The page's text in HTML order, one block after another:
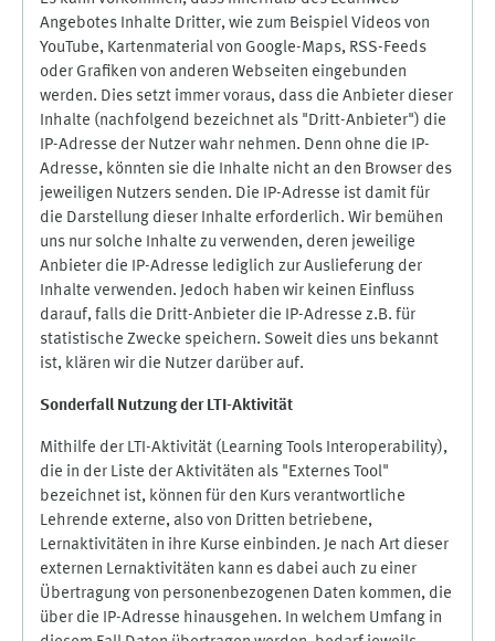
Angebotes Inhalte Dritter, wie zum Beispiel Videos von
YouTube, Kartenmaterial von Google-Maps, RSS-Feeds
oder Grafiken von anderen Webseiten eingebunden
werden. Dies setzt immer voraus, dass die Anbieter dieser
Inhalte (nachfolgend bezeichnet als "Dritt-Anbieter") die
IP-Adresse der Nutzer wahr nehmen. Denn ohne die IP-
Adresse, könnten sie die Inhalte nicht an den Browser des
jeweiligen Nutzers senden. Die IP-Adresse ist damit für
die Darstellung dieser Inhalte erforderlich. Wir bemühen
uns nur solche Inhalte zu verwenden, deren jeweilige
Anbieter die IP-Adresse lediglich zur Auslieferung der
Inhalte verwenden. Jedoch haben wir keinen Einfluss
darauf, falls die Dritt-Anbieter die IP-Adresse z.B. für
statistische Zwecke speichern. Soweit dies uns bekannt
ist, klären wir die Nutzer darüber auf.
Sonderfall Nutzung der LTI-Aktivität
Mithilfe der LTI-Aktivität (Learning Tools Interoperability),
die in der Liste der Aktivitäten als "Externes Tool"
bezeichnet ist, können für den Kurs verantwortliche
Lehrende externe, also von Dritten betriebene,
Lernaktivitäten in ihre Kurse einbinden. Je nach Art dieser
externen Lernaktivitäten kann es dabei auch zu einer
Übertragung von personenbezogenen Daten kommen, die
über die IP-Adresse hinausgehen. In welchem Umfang in